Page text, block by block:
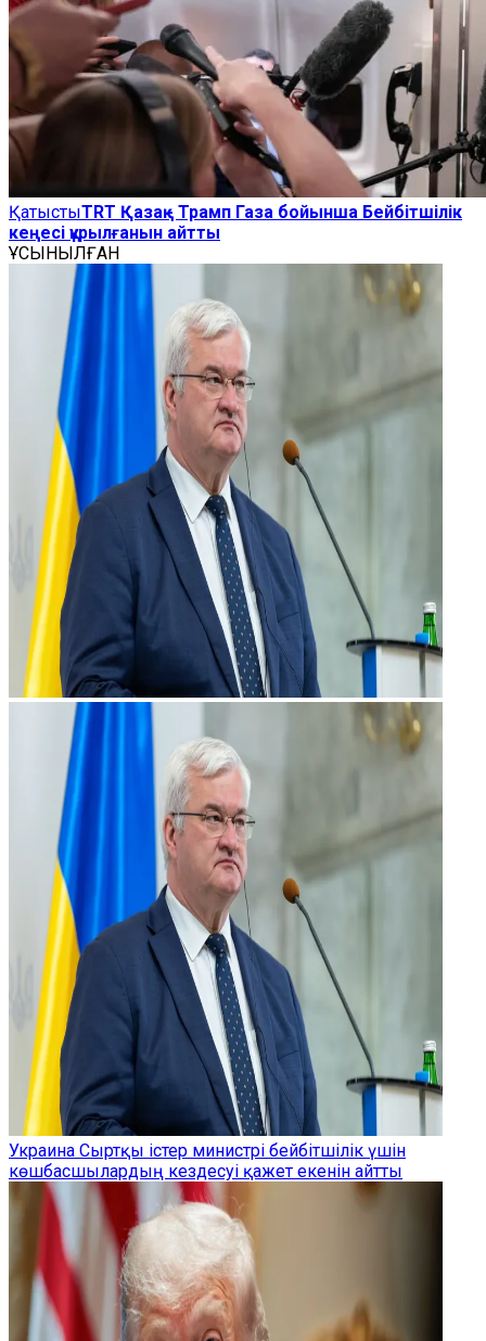
ҚатыстыTRT Қазақ - Трамп Газа бойынша Бейбітшілік
кеңесі құрылғанын айтты
ҰСЫНЫЛҒАН
Украина Сыртқы істер министрі бейбітшілік үшін
көшбасшылардың кездесуі қажет екенін айтты